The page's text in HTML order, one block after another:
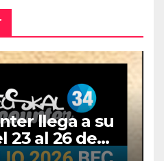
llega a su
23 al 26 de